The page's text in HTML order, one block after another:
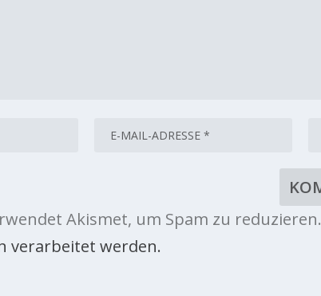
Akismet, um Spam zu reduzieren.
verarbeitet werden.